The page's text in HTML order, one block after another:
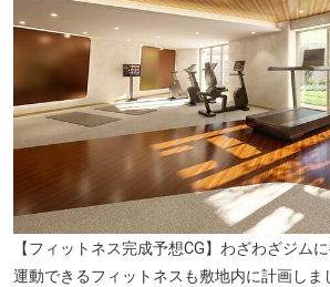
【フィットネス完成予想CG】わざわざジム
運動できるフィットネスも敷地内に計画しま